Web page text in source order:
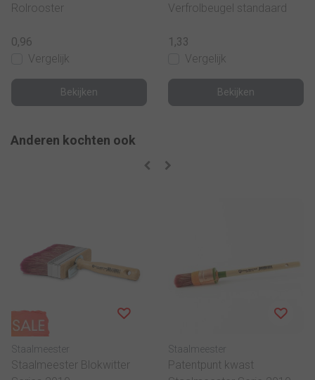
Rolrooster
0,96
Vergelijk
Bekijken
Verfrolbeugel standaard
1,33
Vergelijk
Bekijken
Anderen kochten ook
Staalmeester
Staalmeester Blokwitter
Staalmeester
Patentpunt kwast